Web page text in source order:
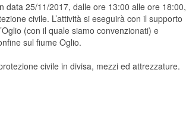
data 25/11/2017, dalle ore 13:00 alle ore 18:00,
civile. L’attività si eseguirà con il supporto
(con il quale siamo convenzionati) e
sul fiume Oglio.
civile in divisa, mezzi ed attrezzature.